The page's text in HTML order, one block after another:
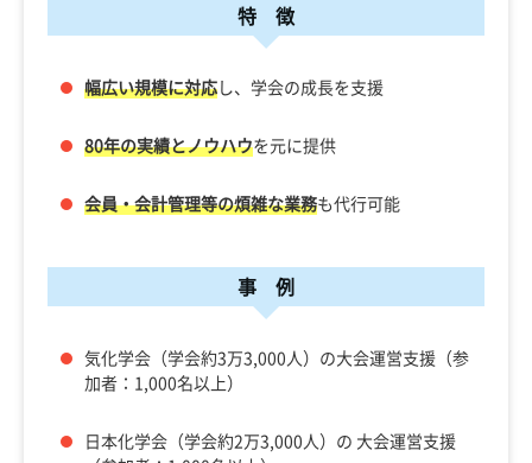
特 徴
幅広い規模に対応し、学会の成長を支援
80年の実績とノウハウを元に提供
会員・会計管理等の煩雑な業務も代行可能
事 例
気化学会（学会約3万3,000人）の大会運営支援（参
加者：1,000名以上）
日本化学会（学会約2万3,000人）の 大会運営支援